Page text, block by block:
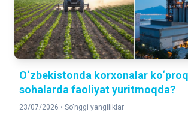
O‘zbekistonda korxonalar
sohalarda faoliyat yuritmoqda?
23/07/2026 • So'nggi yangiliklar